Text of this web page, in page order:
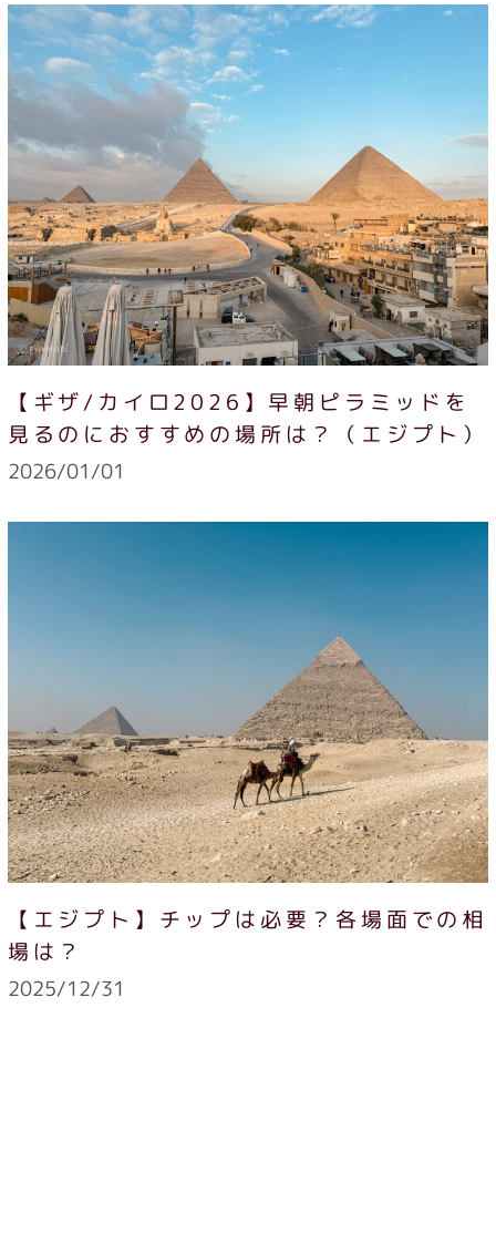
【ギザ/カイロ2026】早朝ピラミッドを
見るのにおすすめの場所は？（エジプト）
2026/01/01
【エジプト】チップは必要？各場面での相
場は？
2025/12/31